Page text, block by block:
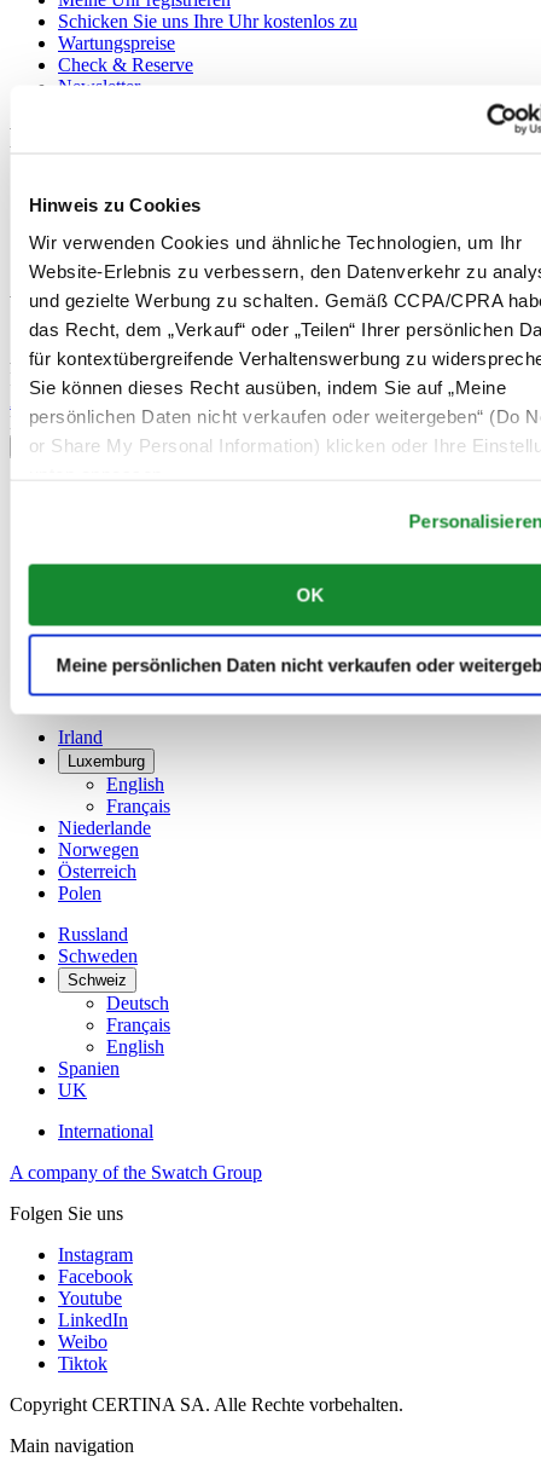
Hinweis zu Cookies
Wir verwenden Cookies und ähnliche Technologien, um Ihr
Website-Erlebnis zu verbessern, den Datenverkehr zu
und gezielte Werbung zu schalten. Gemäß CCPA/CPRA
das Recht, dem „Verkauf“ oder „Teilen“ Ihrer persönlichen
für kontextübergreifende Verhaltenswerbung zu
Sie können dieses Recht ausüben, indem Sie auf „Meine
persönlichen Daten nicht verkaufen oder weitergeben“ (Do
or Share My Personal Information) klicken oder Ihre
OK
Meine persönlichen Daten nicht verkaufen oder
Schicken Sie uns Ihre Uhr kostenlos zu
Wartungspreise
Check & Reserve
Newsletter
Rechtliches
Datenschutzerklärung
Hinweis zu Cookies
Verkaufsbedingungen und Konditionen
Willkommen im CERTINA Club
Abonnieren Sie unseren Newsletter und erhalten Sie exklusive
Information
Anmelden
Land/Region auswählen
Sprachumschalter
China
Dänemark
Finnland
France
Irland
Luxemburg
English
Français
Niederlande
Norwegen
Österreich
Polen
Russland
Schweden
Schweiz
Deutsch
Français
English
Spanien
UK
International
A company of the Swatch Group
Folgen Sie uns
Instagram
Facebook
Youtube
LinkedIn
Weibo
Tiktok
Copyright CERTINA SA. Alle Rechte vorbehalten.
Main navigation